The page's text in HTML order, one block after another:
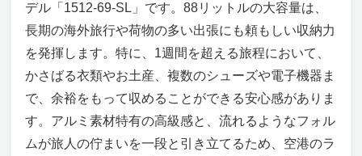
デル「1512-69-SL」です。88リットルの大容量は、
長期の海外旅行や荷物の多い出張にも頼もしい収納力
を発揮します。特に、1週間を超える旅程において、
かさばる衣類やお土産、複数のシューズや電子機器ま
で、余裕をもって収めることができる安心感がありま
す。アルミ素材特有の高級感と、流れるようなフォル
ムが旅人の佇まいを一段と引き立てるため、空港のラ